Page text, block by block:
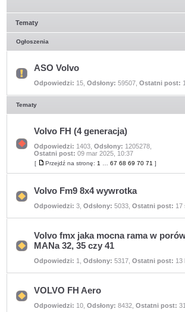
Tematy
Ogłoszenia
Nie
nieprzeczytanych
ASO Volvo
Odpowiedzi: 15 ,Odsłony: 59507 ,Ostatni post:
Tematy
Nie
nieprzeczytanych
postów
Volvo FH (4 generacja)
Odpowiedzi: 1403 ,Odsłony: 1205278
Ostatni post: 09 mar 2025, 10:37
[
Przejdź
na
Przejdź na stronę: 1 …67 68 69 70 71 ]
Nie
nieprzeczytanych
Volvo Fm9 8x4 wywrotka
Odpowiedzi: 3 ,Odsłony: 5033 ,Ostatni post: 17
ma
postów
Volvo fmx jaka mocna rama w
MANa 32, 35 czy 41
Odpowiedzi: 1 ,Odsłony: 5317 ,Ostatni post: 13
Nie
VOLVO FH Aero
Odpowiedzi: 10 ,Odsłony: 8432 ,Ostatni post: